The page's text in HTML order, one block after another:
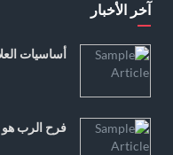
آخر الأخبار
أساسيات
فرح الرب هو